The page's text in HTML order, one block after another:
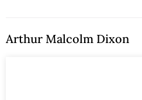
Arthur Malcolm Dixon